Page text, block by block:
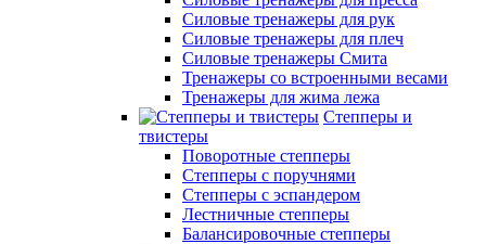
Силовые тренажеры для рук
Силовые тренажеры для плеч
Силовые тренажеры Смита
Тренажеры со встроенными весами
Тренажеры для жима лежа
Степперы и
твистеры
Поворотные степперы
Степперы с поручнями
Степперы с эспандером
Лестничные степперы
Балансировочные степперы